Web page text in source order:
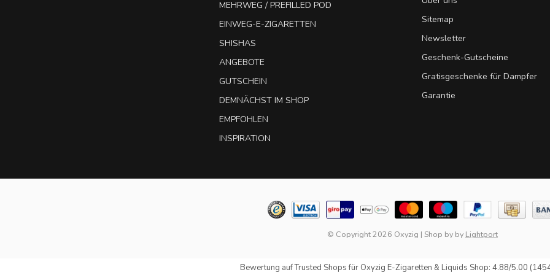
MEHRWEG / PREFILLED POD
EINWEG-E-ZIGARETTEN
SHISHAS
ANGEBOTE
GUTSCHEIN
DEMNÄCHST IM SHOP
EMPFOHLEN
INSPIRATION
Sitemap
Newsletter
Geschenk-Gutscheine
Gratisgeschenke für Dampfer
Garantie
© Copyright 2026 Oxyzig | Shop by by Lightport
Bewertung aufTrusted Shopsfür Oxyzig E-Zigaretten & Liquids Shop: 4.88/5.00